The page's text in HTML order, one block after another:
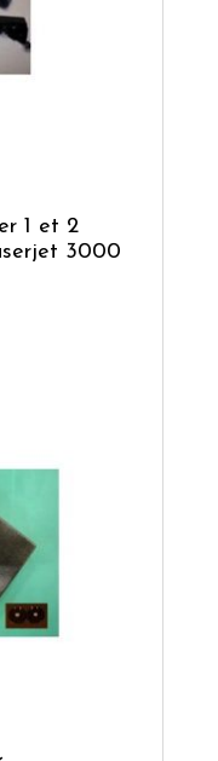
1 et 2
3000